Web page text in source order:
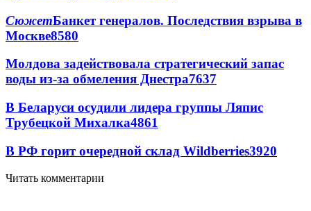
СюжетБанкет генералов. Последствия взрыва в
Москве8580
Молдова задействовала стратегический запас
воды из-за обмеления Днестра7637
В Беларуси осудили лидера группы Ляпис
Трубецкой Михалка4861
В РФ горит очередной склад Wildberries3920
Читать комментарии